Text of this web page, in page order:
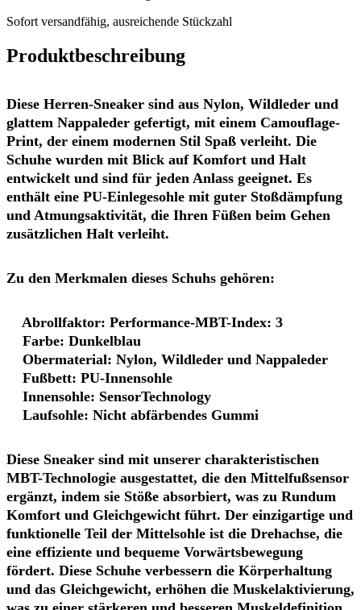
Sofort versandfähig, ausreichende Stückzahl
Produktbeschreibung
Diese Herren-Sneaker sind aus Nylon, Wildleder und
glattem Nappaleder gefertigt, mit einem Camouflage-
Print, der einem modernen Stil Spaß verleiht. Die
Schuhe wurden mit Blick auf Komfort und Halt
entwickelt und sind für jeden Anlass geeignet. Es
enthält eine PU-Einlegesohle mit guter Stoßdämpfung
und Atmungsaktivität, die Ihren Füßen beim Gehen
zusätzlichen Halt verleiht.
Zu den Merkmalen dieses Schuhs gehören:
Abrollfaktor: Performance-MBT-Index: 3
Farbe: Dunkelblau
Obermaterial: Nylon, Wildleder und Nappaleder
Fußbett: PU-Innensohle
Innensohle: SensorTechnology
Laufsohle: Nicht abfärbendes Gummi
Diese Sneaker sind mit unserer charakteristischen
MBT-Technologie ausgestattet, die den Mittelfußsensor
ergänzt, indem sie Stöße absorbiert, was zu Rundum
Komfort und Gleichgewicht führt. Der einzigartige und
funktionelle Teil der Mittelsohle ist die Drehachse, die
eine effiziente und bequeme Vorwärtsbewegung
fördert. Diese Schuhe verbessern die Körperhaltung
und das Gleichgewicht, erhöhen die Muskelaktivierung,